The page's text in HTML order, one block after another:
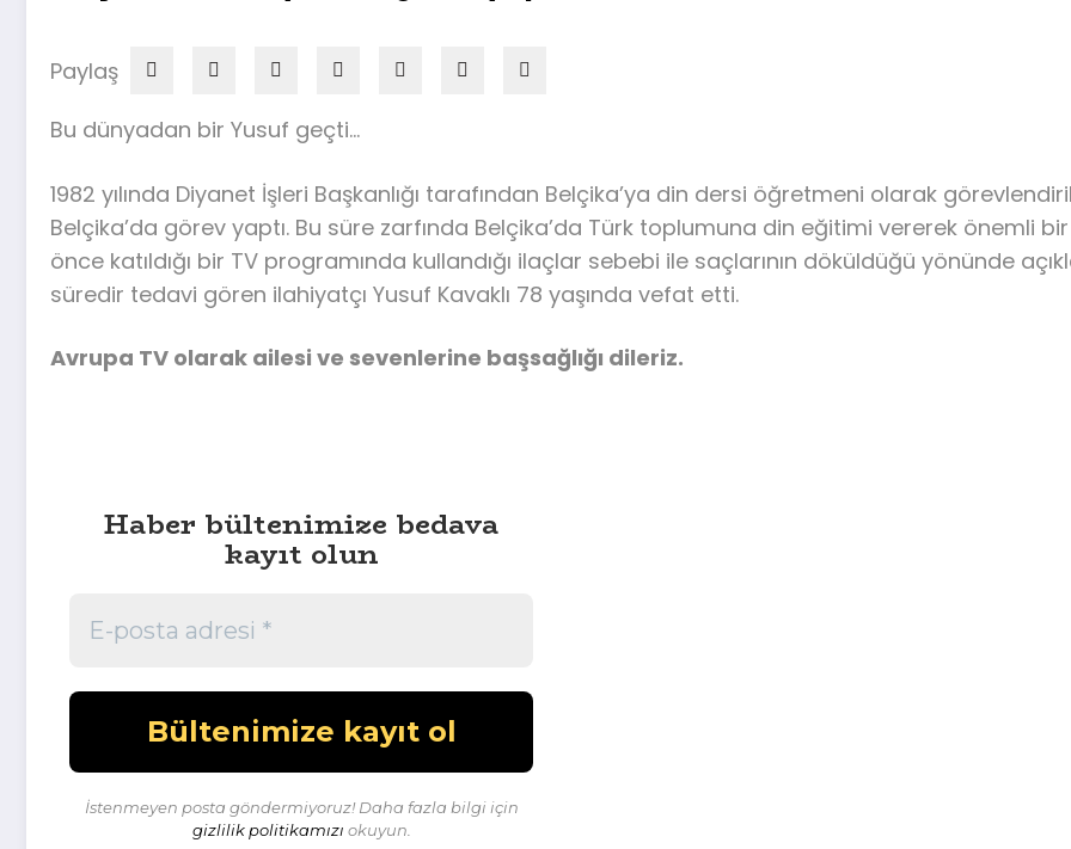
Paylaş
Bu dünyadan bir Yusuf geçti…
1982 yılında Diyanet İşleri Başkanlığı tarafından Belçika’ya din dersi öğretmeni olarak
Belçika’da görev yaptı. Bu süre zarfında Belçika’da Türk toplumuna din eğitimi vererek önemli
önce katıldığı bir TV programında kullandığı ilaçlar sebebi ile saçlarının döküldüğü yönünde
süredir tedavi gören ilahiyatçı Yusuf Kavaklı 78 yaşında vefat etti.
Avrupa TV olarak ailesi ve sevenlerine başsağlığı dileriz.
Haber bültenimize bedava
kayıt olun
İstenmeyen posta göndermiyoruz! Daha fazla bilgi için
gizlilik politikamızı okuyun.